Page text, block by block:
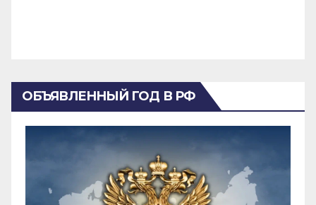
ОБЪЯВЛЕННЫЙ ГОД В РФ